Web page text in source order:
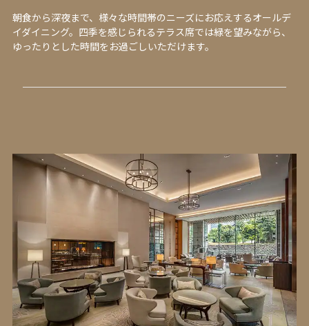
朝食から深夜まで、様々な時間帯のニーズにお応えするオールデ
イダイニング。四季を感じられるテラス席では緑を望みながら、
ゆったりとした時間をお過ごしいただけます。